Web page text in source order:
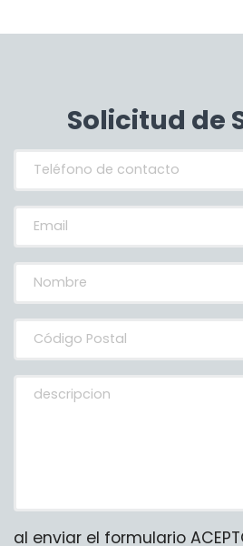
Solicitud de
al enviar el formulario